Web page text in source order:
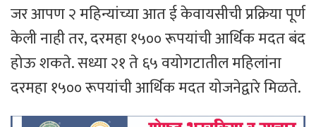
जर आपण २ महिन्यांच्या आत ई केवायसीची प्रक्रिया पूर्ण
केली नाही तर, दरमहा १५०० रूपयांची आर्थिक मदत बंद
होऊ शकते. सध्या २१ ते ६५ वयोगटातील महिलांना
दरमहा १५०० रूपयांची आर्थिक मदत योजनेद्वारे मिळते.